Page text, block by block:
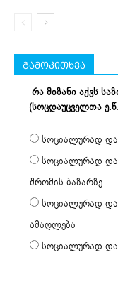
გამოკითხვა
რა მიზანი აქვს
(სოცდაუცველთა
სოციალურად
სოციალურად
შრომის ბაზარზე
სოციალურად
ამაღლება
სოციალურად